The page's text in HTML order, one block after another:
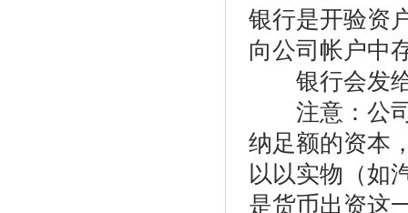
银行是开验资
向公司帐户中
银行会发给
注意：公司
纳足额的资本
以以实物（如
是货币出资这